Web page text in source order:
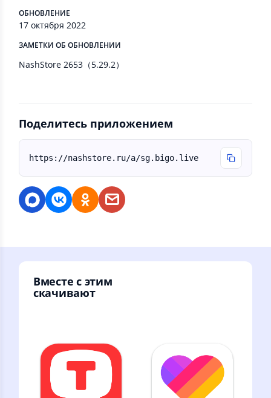
ОБНОВЛЕНИЕ
17 октября 2022
ЗАМЕТКИ ОБ ОБНОВЛЕНИИ
NashStore 2653（5.29.2）
Поделитесь приложением
https://nashstore.ru/a/sg.bigo.live
Вместе с этим
скачивают